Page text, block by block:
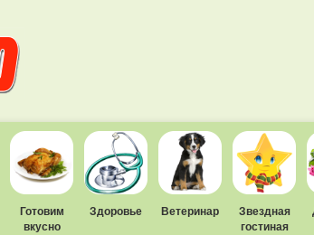
Готовим
вкусно
Здоровье Ветеринар
Звездная
гостиная